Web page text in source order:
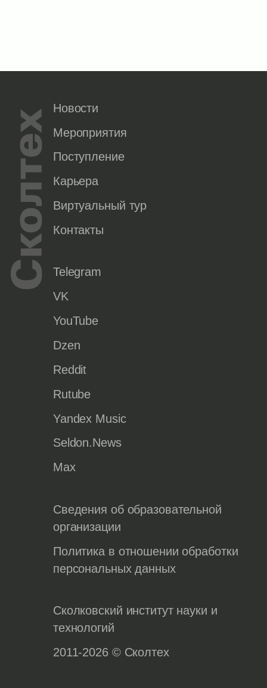
Новости
Мероприятия
Поступление
Карьера
Виртуальный тур
Контакты
Telegram
VK
YouTube
Dzen
Reddit
Rutube
Yandex Music
Seldon.News
Max
Сведения об образовательной
организации
Политика в отношении обработки
персональных данных
Сколковский институт науки и
технологий
2011-2026 © Сколтех